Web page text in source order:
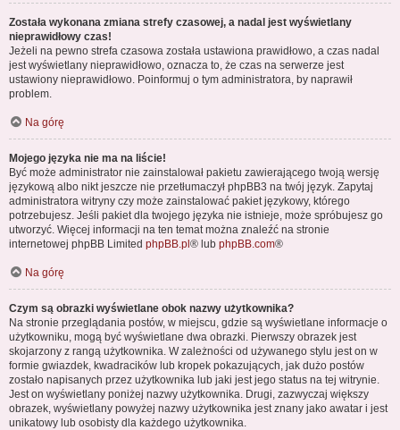
Została wykonana zmiana strefy czasowej, a nadal jest wyświetlany
nieprawidłowy czas!
Jeżeli na pewno strefa czasowa została ustawiona prawidłowo, a czas nadal
jest wyświetlany nieprawidłowo, oznacza to, że czas na serwerze jest
ustawiony nieprawidłowo. Poinformuj o tym administratora, by naprawił
problem.
Na górę
Mojego języka nie ma na liście!
Być może administrator nie zainstalował pakietu zawierającego twoją wersję
językową albo nikt jeszcze nie przetłumaczył phpBB3 na twój język. Zapytaj
administratora witryny czy może zainstalować pakiet językowy, którego
potrzebujesz. Jeśli pakiet dla twojego języka nie istnieje, może spróbujesz go
utworzyć. Więcej informacji na ten temat można znaleźć na stronie
internetowej phpBB Limited phpBB.pl® lub phpBB.com®
Na górę
Czym są obrazki wyświetlane obok nazwy użytkownika?
Na stronie przeglądania postów, w miejscu, gdzie są wyświetlane informacje o
użytkowniku, mogą być wyświetlane dwa obrazki. Pierwszy obrazek jest
skojarzony z rangą użytkownika. W zależności od używanego stylu jest on w
formie gwiazdek, kwadracików lub kropek pokazujących, jak dużo postów
zostało napisanych przez użytkownika lub jaki jest jego status na tej witrynie.
Jest on wyświetlany poniżej nazwy użytkownika. Drugi, zazwyczaj większy
obrazek, wyświetlany powyżej nazwy użytkownika jest znany jako awatar i jest
unikatowy lub osobisty dla każdego użytkownika.